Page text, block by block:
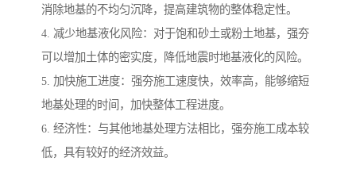
消除地基的不均匀沉降，提高建筑物的整体稳定性。
4. 减少地基液化风险：对于饱和砂土或粉土地基，强夯
可以增加土体的密实度，降低地震时地基液化的风险。
5. 加快施工进度：强夯施工速度快，效率高，能够缩短
地基处理的时间，加快整体工程进度。
6. 经济性：与其他地基处理方法相比，强夯施工成本较
低，具有较好的经济效益。